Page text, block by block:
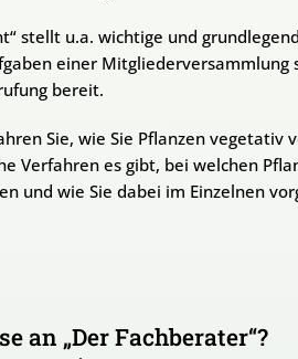
stellt u.a. wichtige und
einer Mitgliederversammlung
bereit.
Sie, wie Sie Pflanzen vegetativ
Verfahren es gibt, bei welchen
und wie Sie dabei im Einzelnen
an „Der Fachberater“?